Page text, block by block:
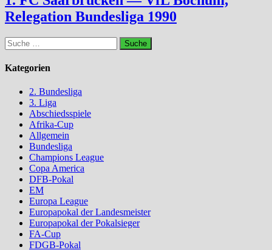
Relegation Bundesliga 1990
Suche
nach:
Kategorien
2. Bundesliga
3. Liga
Abschiedsspiele
Afrika-Cup
Allgemein
Bundesliga
Champions League
Copa America
DFB-Pokal
EM
Europa League
Europapokal der Landesmeister
Europapokal der Pokalsieger
FA-Cup
FDGB-Pokal